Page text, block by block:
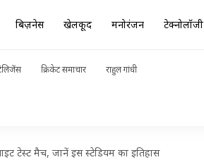
बिज़नेस खेलकूद मनोरंजन टेक्नोलॉजी
क्रिकेट समाचार राहुल गांधी
टेस्ट मैच, जानें इस स्टेडियम का इतिहास